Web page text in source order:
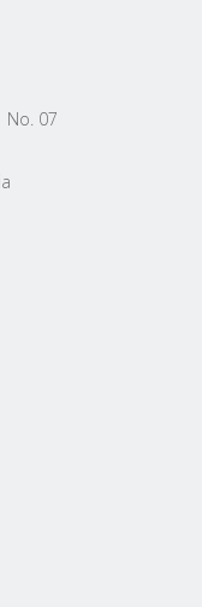
No. 07